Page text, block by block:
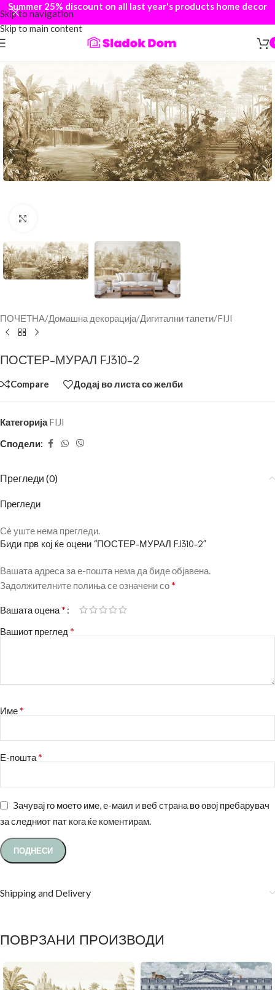
Skip to navigation
Skip to main content
Summer 25% discount on all last year's products home decor
ПОЧЕТНА/Домашна декорација/Дигитални тапети/FIJI
ПОСТЕР-МУРАЛ FJ310-2
Compare Додај во листа со желби
Категорија FIJI
Сподели:
Прегледи (0)
Прегледи
Сè уште нема прегледи.
Биди прв кој ќе оцени “ПОСТЕР-МУРАЛ FJ310-2”
Вашата адреса за е-пошта нема да биде објавена.
Задолжителните полиња се означени со*
Вашата оцена*
Вашиот преглед *
Име*
Е-пошта*
Зачувај го моето име, е-маил и веб страна во овој пребарувач
за следниот пат кога ќе коментирам.
Shipping and Delivery
ПОВРЗАНИ ПРОИЗВОДИ